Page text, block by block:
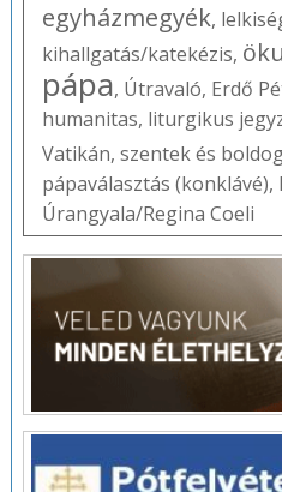
egyházmegyék,
kihallgatás/katekézis,
pápa, Útravaló, Erdő
humanitas, liturgikus
Vatikán, szentek és
pápaválasztás (konklávé),
Úrangyala/Regina Coeli